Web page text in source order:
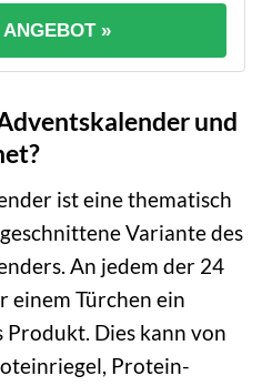
»
und
ist eine thematisch
Variante des
An jedem der 24
einem Türchen ein
Dies kann von
Protein-